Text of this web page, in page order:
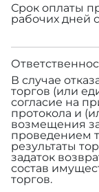
Срок оплаты
рабочих дней
В случае
торгов (или
согласие на
протокола и
возмещения
проведением
результаты
задаток
состав
торгов.